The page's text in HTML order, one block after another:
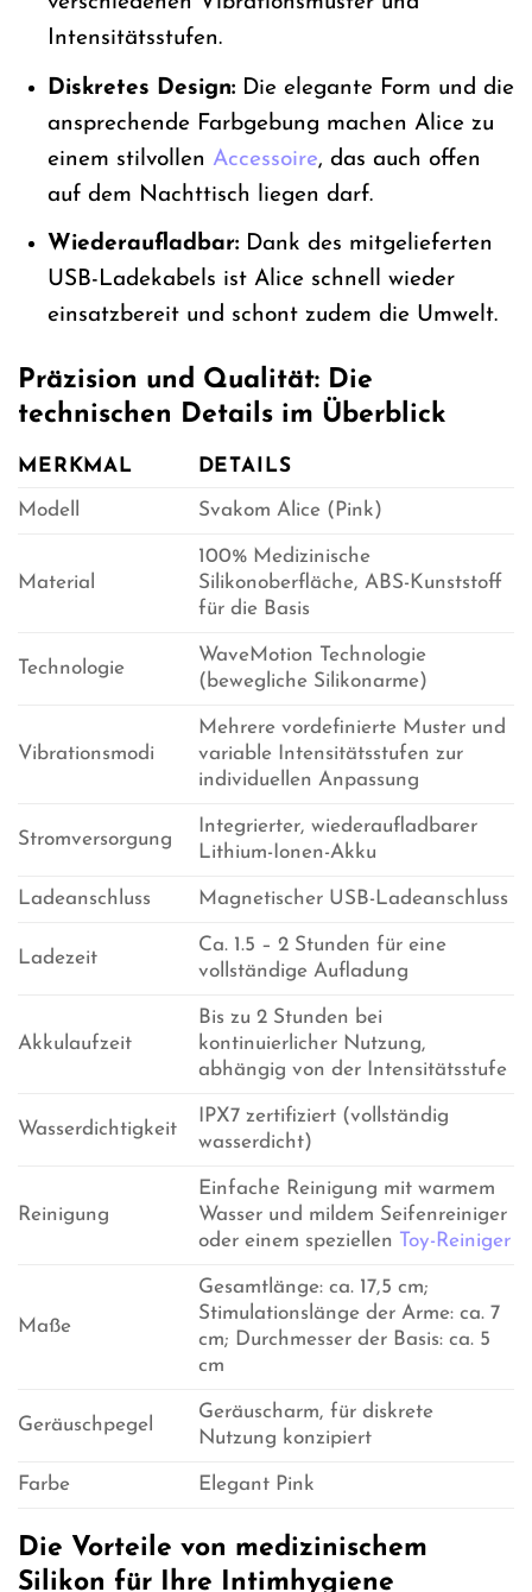
Intensitätsstufen.
Diskretes Design:Die elegante Form und die
ansprechende Farbgebung machen Alice zu
einem stilvollen Accessoire, das auch offen
auf dem Nachttisch liegen darf.
Wiederaufladbar:Dank des mitgelieferten
USB-Ladekabels ist Alice schnell wieder
einsatzbereit und schont zudem die Umwelt.
Präzision und Qualität: Die
technischen Details im Überblick
MERKMAL DETAILS
Modell Svakom Alice (Pink)
Material
100% Medizinische
Silikonoberfläche, ABS-Kunststoff
für die Basis
Technologie
WaveMotion Technologie
(bewegliche Silikonarme)
Vibrationsmodi
Mehrere vordefinierte Muster und
variable Intensitätsstufen zur
individuellen Anpassung
Stromversorgung
Integrierter, wiederaufladbarer
Lithium-Ionen-Akku
Ladeanschluss Magnetischer USB-Ladeanschluss
Ladezeit
Ca. 1.5 – 2 Stunden für eine
vollständige Aufladung
Akkulaufzeit
Bis zu 2 Stunden bei
kontinuierlicher Nutzung,
abhängig von der Intensitätsstufe
Wasserdichtigkeit
IPX7 zertifiziert (vollständig
wasserdicht)
Reinigung
Einfache Reinigung mit warmem
Wasser und mildem Seifenreiniger
oder einem speziellen
Toy-Reiniger
Maße
Gesamtlänge: ca. 17,5 cm;
Stimulationslänge der Arme: ca. 7
cm; Durchmesser der Basis: ca. 5
cm
Geräuschpegel
Geräuscharm, für diskrete
Nutzung konzipiert
Farbe Elegant Pink
Die Vorteile von medizinischem
Silikon für Ihre Intimhygiene